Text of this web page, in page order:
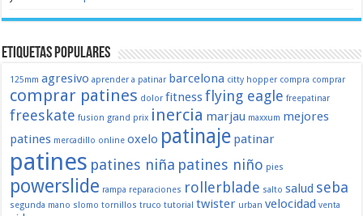
Etiquetas populares
125mm agresivo aprender a patinar barcelona citty hopper compra comprar
comprar patines dolor fitnessflying eagle freepatinar
freeskate fusion grand prix inercia marjau maxxum mejores
patines mercadillo online oxelo patinaje patinar
patines patines niña patines niño pies
powerslide rampa reparaciones rollerblade salto salud seba
segunda mano slomo tornillos truco tutorial twister urban velocidad venta